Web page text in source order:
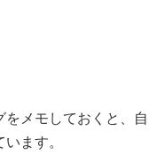
をメモしておくと、自
ます。